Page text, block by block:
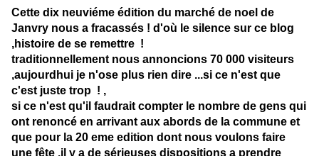
Cette dix neuviéme édition du marché de noel de
Janvry nous a fracassés ! d'où le silence sur ce blog
,histoire de se remettre !
traditionnellement nous annoncions 70 000 visiteurs
,aujourdhui je n'ose plus rien dire ...si ce n'est que
c'est juste trop ! ,
si ce n'est qu'il faudrait compter le nombre de gens qui
ont renoncé en arrivant aux abords de la commune et
que pour la 20 eme edition dont nous voulons faire
une fête ,il y a de sérieuses dispositions a prendre